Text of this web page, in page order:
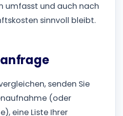
umfasst und auch nach
sinnvoll bleibt.
senden Sie
(oder
eine Liste Ihrer